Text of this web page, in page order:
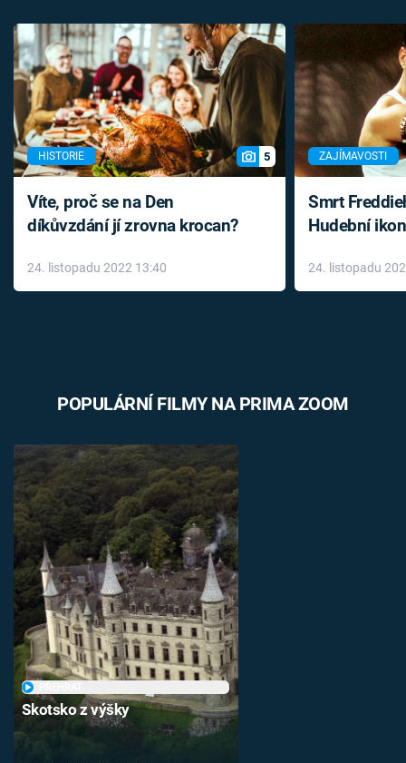
HISTORIE 5
Víte, proč se na Den
díkůvzdání jí zrovna krocan?
24. listopadu 2022 13:40
ZAJÍMAVOSTI
Smrt
Hudební
léky
24. listopadu
POPULÁRNÍ FILMY NA PRIMA ZOOM
Skotsko z výšky